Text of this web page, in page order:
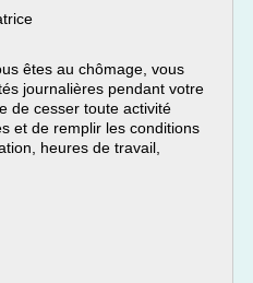
êtes au chômage, vous
journalières pendant votre
de cesser toute activité
et de remplir les conditions
heures de travail,